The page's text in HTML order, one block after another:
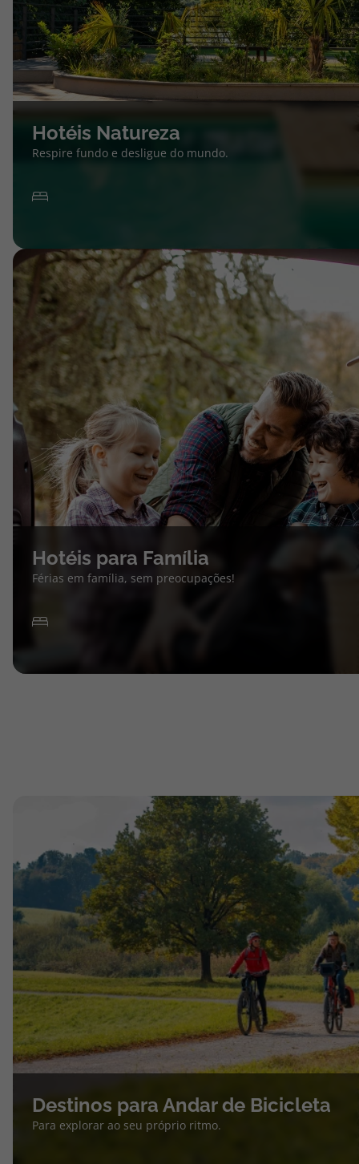
Hotéis Natureza
Respire fundo e desligue do mundo.
Hotéis para Família
Férias em família, sem preocupações!
Destinos para Andar de Bicicleta
Para explorar ao seu próprio ritmo.